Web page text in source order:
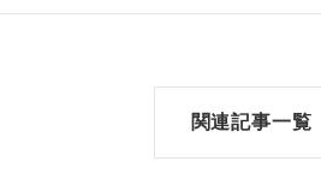
関連記事一覧